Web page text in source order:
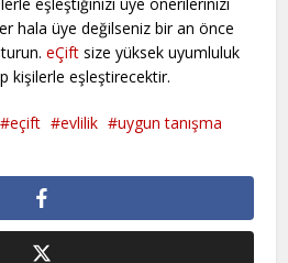
hala üye değilseniz bir an önce
eÇift size yüksek uyumluluk
kişilerle eşleştirecektir.
eçift evlilik
uygun tanışma